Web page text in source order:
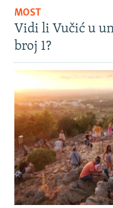
MOST
Vidi li Vučić u
broj 1?